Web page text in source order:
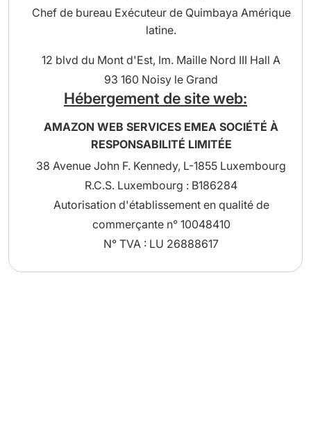
Chef de bureau Exécuteur de Quimbaya Amérique
latine.
12 blvd du Mont d'Est, Im. Maille Nord III Hall A
93 160 Noisy le Grand
Hébergement de site web:
AMAZON WEB SERVICES EMEA SOCIÉTÉ À
RESPONSABILITÉ LIMITÉE
38 Avenue John F. Kennedy, L-1855 Luxembourg
R.C.S. Luxembourg : B186284
Autorisation d'établissement en qualité de
commerçante n° 10048410
N° TVA : LU 26888617